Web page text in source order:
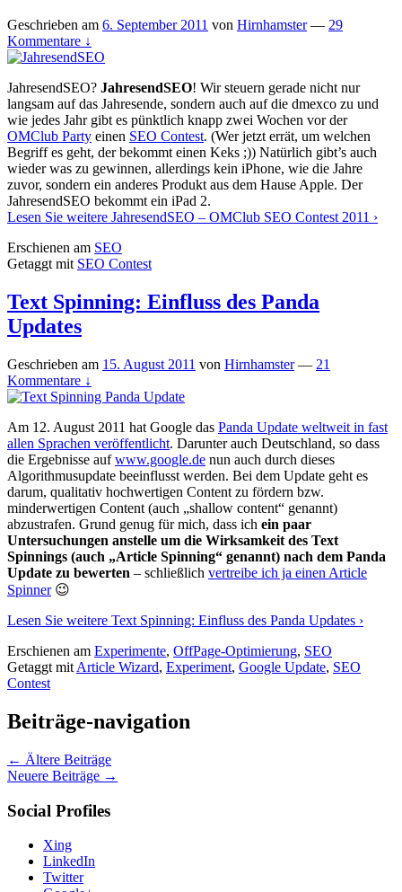
Geschrieben am 6. September 2011 von Hirnhamster — 29
Kommentare ↓
JahresendSEO? JahresendSEO! Wir steuern gerade nicht nur
langsam auf das Jahresende, sondern auch auf die dmexco zu und
wie jedes Jahr gibt es pünktlich knapp zwei Wochen vor der
OMClub Party einen SEO Contest. (Wer jetzt errät, um welchen
Begriff es geht, der bekommt einen Keks ;)) Natürlich gibt’s auch
wieder was zu gewinnen, allerdings kein iPhone, wie die Jahre
zuvor, sondern ein anderes Produkt aus dem Hause Apple. Der
JahresendSEO bekommt ein iPad 2.
Lesen Sie weitere JahresendSEO – OMClub SEO Contest 2011 ›
Erschienen am SEO
Getaggt mit SEO Contest
Text Spinning: Einfluss des Panda
Updates
Geschrieben am 15. August 2011 von Hirnhamster — 21
Kommentare ↓
Am 12. August 2011 hat Google das Panda Update weltweit in fast
allen Sprachen veröffentlicht. Darunter auch Deutschland, so dass
die Ergebnisse aufwww.google.de nun auch durch dieses
Algorithmusupdate beeinflusst werden. Bei dem Update geht es
darum, qualitativ hochwertigen Content zu fördern bzw.
minderwertigen Content (auch „shallow content“ genannt)
abzustrafen. Grund genug für mich, dass ich ein paar
Untersuchungen anstelle um die Wirksamkeit des Text
Spinnings (auch „Article Spinning“ genannt) nach dem Panda
Update zu bewerten – schließlich vertreibe ich ja einen Article
Spinner😉
Lesen Sie weitere Text Spinning: Einfluss des Panda Updates ›
Erschienen am Experimente, OffPage-Optimierung, SEO
Getaggt mit Article Wizard, Experiment, Google Update, SEO
Contest
Beiträge-navigation
← Ältere Beiträge
Neuere Beiträge →
Social Profiles
Xing
LinkedIn
Twitter